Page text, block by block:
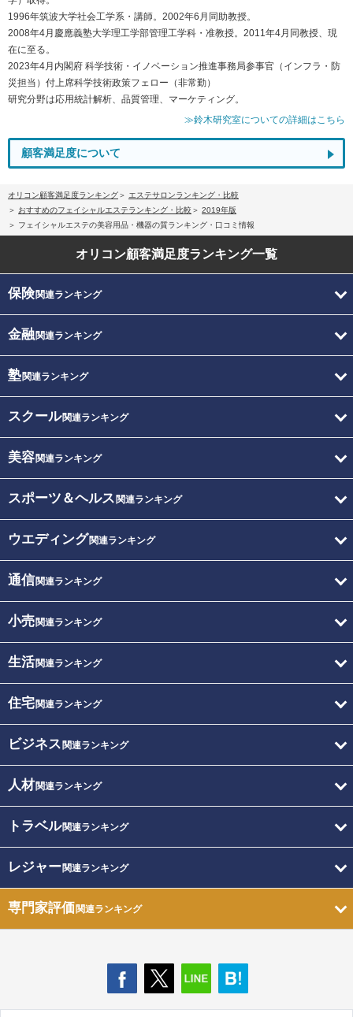
1996年筑波大学社会工学系・講師。2002年6月同助教授。
2008年4月慶應義塾大学理工学部管理工学科・准教授。2011年4月同教授、現
在に至る。
2023年4月内閣府 科学技術・イノベーション推進事務局参事官（インフラ・防
災担当）付上席科学技術政策フェロー（非常勤）
研究分野は応用統計解析、品質管理、マーケティング。
≫鈴木研究室についての詳細はこちら
顧客満足度について
オリコン顧客満足度ランキング
エステサロンランキング・比較
おすすめのフェイシャルエステランキング・比較
2019年版
フェイシャルエステの美容用品・機器の質ランキング・口コミ情報
オリコン顧客満足度ランキング一覧
保険関連ランキング
金融関連ランキング
塾関連ランキング
スクール関連ランキング
美容関連ランキング
スポーツ＆ヘルス 関連ランキング
ウエディング関連ランキング
通信関連ランキング
小売関連ランキング
生活関連ランキング
住宅関連ランキング
ビジネス 関連ランキング
人材関連ランキング
トラベル関連ランキング
レジャー関連ランキング
専門家評価関連ランキング